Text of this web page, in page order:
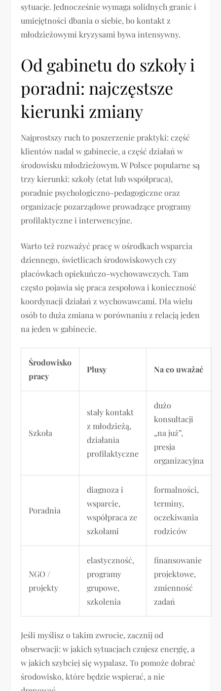
sytuacje. Jednocześnie wymaga solidnych granic i
umiejętności dbania o siebie, bo kontakt z
młodzieżowymi kryzysami bywa intensywny.
Od gabinetu do szkoły i
poradni: najczęstsze
kierunki zmiany
Najprostszy ruch to poszerzenie praktyki: część
klientów nadal w gabinecie, a część działań w
środowisku młodzieżowym. W Polsce popularne są
trzy kierunki: szkoły (etat lub współpraca),
poradnie psychologiczno-pedagogiczne oraz
organizacje pozarządowe prowadzące programy
profilaktyczne i interwencyjne.
Warto też rozważyć pracę w ośrodkach wsparcia
dziennego, świetlicach środowiskowych czy
placówkach opiekuńczo-wychowawczych. Tam
często pojawia się praca zespołowa i konieczność
koordynacji działań z wychowawcami. Dla wielu
osób to duża zmiana w porównaniu z relacją jeden
na jeden w gabinecie.
Środowisko
pracy
Plusy Na co uważać
Szkoła
stały kontakt
z młodzieżą,
działania
profilaktyczne
dużo
konsultacji
„na już”,
presja
organizacyjna
Poradnia
diagnoza i
wsparcie,
współpraca ze
szkołami
formalności,
terminy,
oczekiwania
rodziców
NGO /
projekty
elastyczność,
programy
grupowe,
szkolenia
finansowanie
projektowe,
zmienność
zadań
Jeśli myślisz o takim zwrocie, zacznij od
obserwacji: w jakich sytuacjach czujesz energię, a
w jakich szybciej się wypalasz. To pomoże dobrać
środowisko, które będzie wspierać, a nie